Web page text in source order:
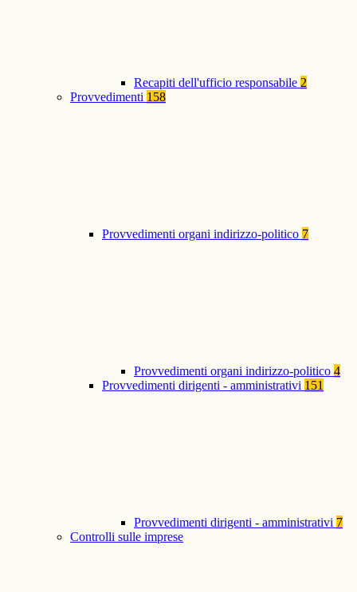
Recapiti dell'ufficio responsabile 2
Provvedimenti 158
Provvedimenti organi indirizzo-politico 7
Provvedimenti organi indirizzo-politico 4
Provvedimenti dirigenti - amministrativi 151
Provvedimenti dirigenti - amministrativi 7
Controlli sulle imprese